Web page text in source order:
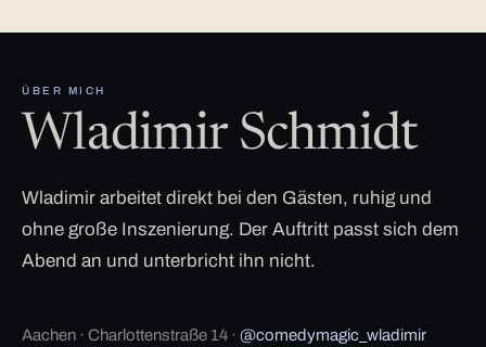
ÜBER MICH
Wladimir Schmidt
Wladimir arbeitet direkt bei den Gästen, ruhig und
ohne große Inszenierung. Der Auftritt passt sich dem
Abend an und unterbricht ihn nicht.
Aachen · Charlottenstraße 14 · @comedymagic_wladimir